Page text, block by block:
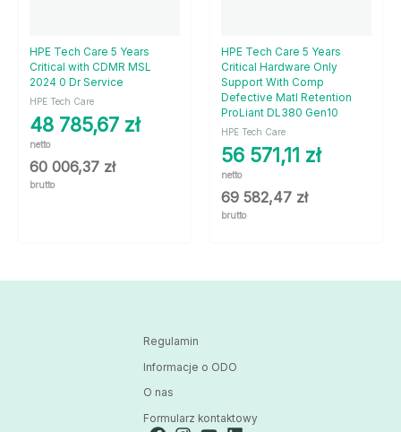
HPE Tech Care 5 Years
Critical with CDMR MSL
2024 0 Dr Service
HPE Tech Care
48 785,67 zł
netto
60 006,37 zł
brutto
HPE Tech Care 5 Years
Critical Hardware Only
Support With Comp
Defective Matl Retention
ProLiant DL380 Gen10
HPE Tech Care
56 571,11 zł
netto
69 582,47 zł
brutto
Regulamin
Informacje o ODO
O nas
Formularz kontaktowy